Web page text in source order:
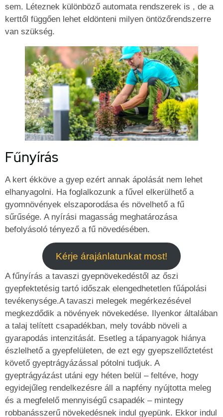
sem. Léteznek különböző automata rendszerek is , de a
kerttől függően lehet eldönteni milyen öntözőrendszerre
van szükség.
Fűnyírás
A kert ékköve a gyep ezért annak ápolását nem lehet
elhanyagolni. Ha foglalkozunk a fűvel elkerülhető a
gyomnövények elszaporodása és növelhető a fű
sűrűsége. A nyírási magasság meghatározása
befolyásoló tényező a fű növedésében.
Kérje árajánlatunkat most!
A fűnyírás a tavaszi gyepnövekedéstől az őszi
gyepfektetésig tartó időszak elengedhetetlen fűápolási
tevékenysége.A tavaszi melegek megérkezésével
megkezdődik a növények növekedése. Ilyenkor általában
a talaj telített csapadékban, mely tovább növeli a
gyarapodás intenzitását. Esetleg a tápanyagok hiánya
észlelhető a gyepfelületen, de ezt egy gyepszellőztetést
követő gyeptrágyázással pótolni tudjuk. A
gyeptrágyázást utáni egy héten belül – feltéve, hogy
egyidejűleg rendelkezésre áll a napfény nyújtotta meleg
és a megfelelő mennyiségű csapadék – mintegy
robbanásszerű növekedésnek indul gyepünk. Ekkor indul